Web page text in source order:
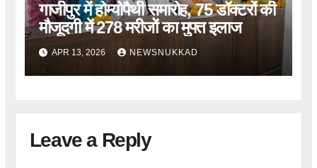
गाजीपुर में होम्योपैथी समारोह, 75 डॉक्टरों की
मौजूदगी में 278 मरीजों का मुफ्त इलाज
APR 13, 2026 NEWSNUKKAD
Leave a Reply